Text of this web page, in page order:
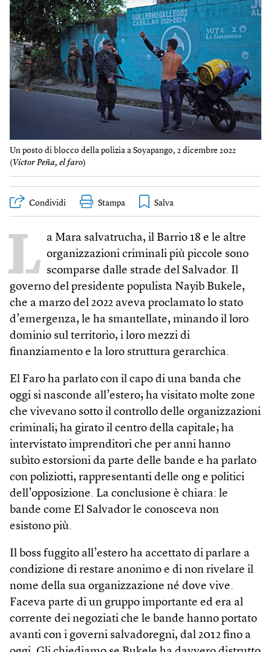
Un posto di blocco della polizia a Soyapango, 2 dicembre 2022
( Víctor Peña, el faro)
Condividi Stampa
L a Mara salvatrucha, il Barrio 18 e le altre
organizzazioni criminali più piccole sono
scomparse dalle strade del Salvador. Il
governo del presidente populista Nayib Bukele,
che a marzo del 2022 aveva proclamato lo stato
d’emergenza, le ha smantellate, minando il loro
dominio sul territorio, i loro mezzi di
finanziamento e la loro struttura gerarchica.
El Faro ha parlato con il capo di una banda che
oggi si nasconde all’estero; ha visitato molte zone
che vivevano sotto il controllo delle organizzazioni
criminali; ha girato il centro della capitale; ha
intervistato imprenditori che per anni hanno
subìto estorsioni da parte delle bande e ha parlato
con poliziotti, rappresentanti delle ong e politici
dell’opposizione. La conclusione è chiara: le
bande come El Salvador le conosceva non
esistono più.
Il boss fuggito all’estero ha accettato di parlare a
condizione di restare anonimo e di non rivelare il
nome della sua organizzazione né dove vive.
Faceva parte di un gruppo importante ed era al
corrente dei negoziati che le bande hanno portato
avanti con i governi salvadoregni, dal 2012 fino a